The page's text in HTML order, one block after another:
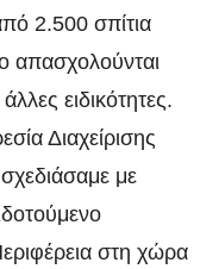
2.500 σπίτια
απασχολούνται
ειδικότητες.
Διαχείρισης
με
στη χώρα